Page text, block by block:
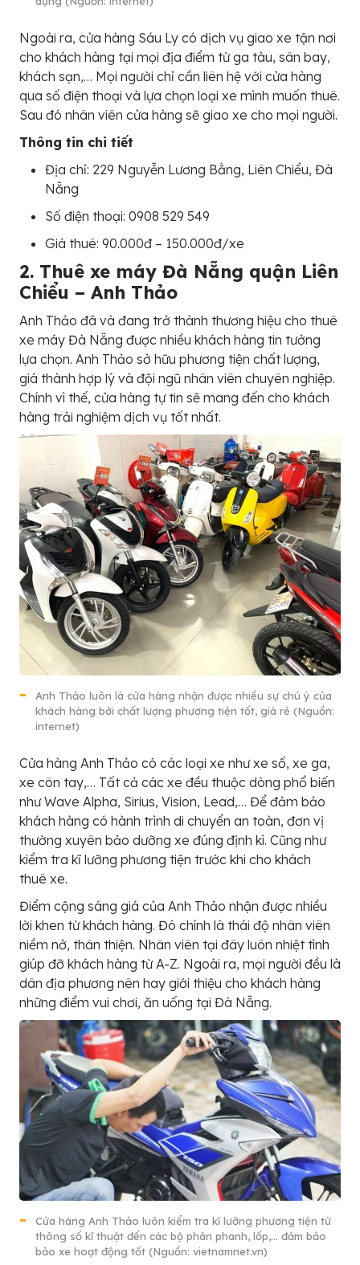
Ngoài ra, cửa hàng Sáu Ly có dịch vụ giao xe tận nơi
cho khách hàng tại mọi địa điểm từ ga tàu, sân bay,
khách sạn,… Mọi người chỉ cần liên hệ với cửa hàng
qua số điện thoại và lựa chọn loại xe mình muốn thuê.
Sau đó nhân viên cửa hàng sẽ giao xe cho mọi người.
Thông tin chi tiết
Địa chỉ: 229 Nguyễn Lương Bằng, Liên Chiểu, Đà
Nẵng
Số điện thoại: 0908 529 549
Giá thuê: 90.000đ – 150.000đ/xe
2. Thuê xe máy Đà Nẵng quận Liên
Chiểu – Anh Thảo
Anh Thảo đã và đang trở thành thương hiệu cho thuê
xe máy Đà Nẵng được nhiều khách hàng tin tưởng
lựa chọn. Anh Thảo sở hữu phương tiện chất lượng,
giá thành hợp lý và đội ngũ nhân viên chuyên nghiệp.
Chính vì thế, cửa hàng tự tin sẽ mang đến cho khách
hàng trải nghiệm dịch vụ tốt nhất.
Anh Thảo luôn là cửa hàng nhận được nhiều sự chú ý của
khách hàng bởi chất lượng phương tiện tốt, giá rẻ (Nguồn:
internet)
Cửa hàng Anh Thảo có các loại xe như xe số, xe ga,
xe côn tay,… Tất cả các xe đều thuộc dòng phổ biến
như Wave Alpha, Sirius, Vision, Lead,… Để đảm bảo
khách hàng có hành trình di chuyển an toàn, đơn vị
thường xuyên bảo dưỡng xe đúng định kì. Cũng như
kiểm tra kĩ lưỡng phương tiện trước khi cho khách
thuê xe.
Điểm cộng sáng giá của Anh Thảo nhận được nhiều
lời khen từ khách hàng. Đó chính là thái độ nhân viên
niềm nở, thân thiện. Nhân viên tại đây luôn nhiệt tình
giúp đỡ khách hàng từ A-Z. Ngoài ra, mọi người đều là
dân địa phương nên hay giới thiệu cho khách hàng
những điểm vui chơi, ăn uống tại Đà Nẵng.
Cửa hàng Anh Thảo luôn kiểm tra kĩ lưỡng phương tiện từ
thông số kĩ thuật đến các bộ phân phanh, lốp,… đảm bảo
bảo xe hoạt động tốt (Nguồn: vietnamnet.vn)